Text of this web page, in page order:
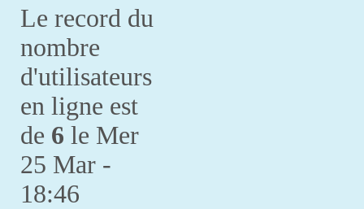
Le record du
nombre
d'utilisateurs
en ligne est
de 6 le Mer
25 Mar -
18:46